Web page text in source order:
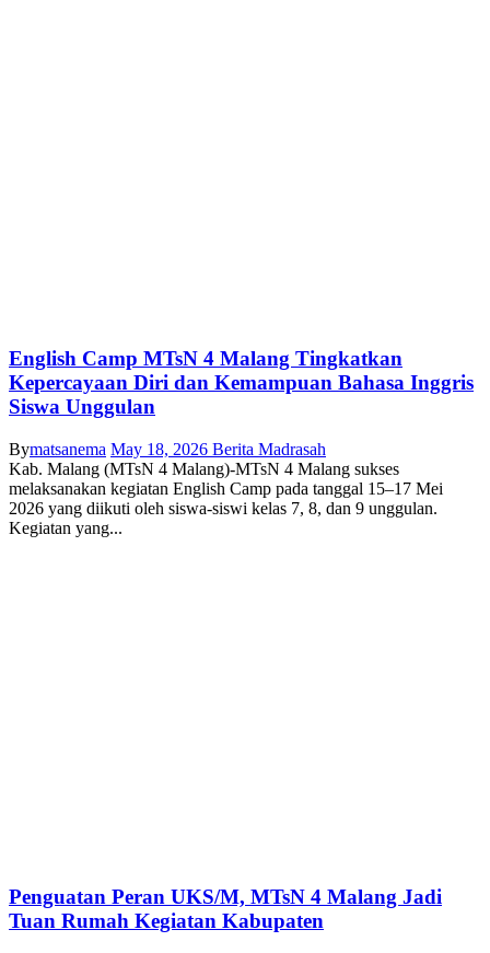
English Camp MTsN 4 Malang Tingkatkan
Kepercayaan Diri dan Kemampuan Bahasa Inggris
Siswa Unggulan
Bymatsanema May 18, 2026 Berita Madrasah
Kab. Malang (MTsN 4 Malang)-MTsN 4 Malang sukses
melaksanakan kegiatan English Camp pada tanggal 15–17 Mei
2026 yang diikuti oleh siswa-siswi kelas 7, 8, dan 9 unggulan.
Kegiatan yang...
Penguatan Peran UKS/M, MTsN 4 Malang Jadi
Tuan Rumah Kegiatan Kabupaten